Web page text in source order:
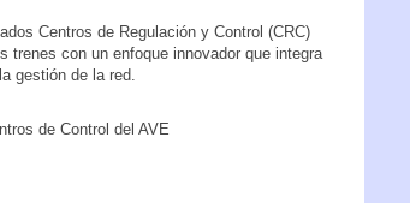
Centros de Regulación y Control (CRC)
trenes con un enfoque innovador que integra
gestión de la red.